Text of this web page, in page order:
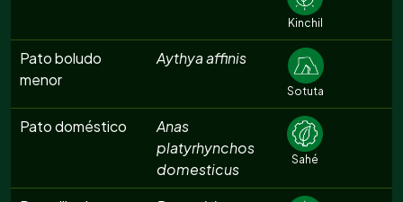
Kinchil
Pato boludo
menor
Aythya affinis
Sotuta
Pato doméstico
Anas
platyrhynchos
domesticus
Sahé